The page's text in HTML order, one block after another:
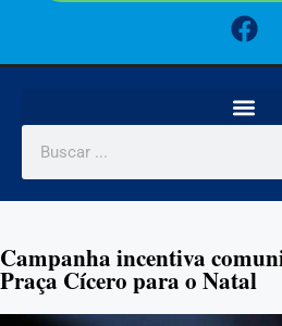
Campanha incentiva
Praça Cícero para o Natal